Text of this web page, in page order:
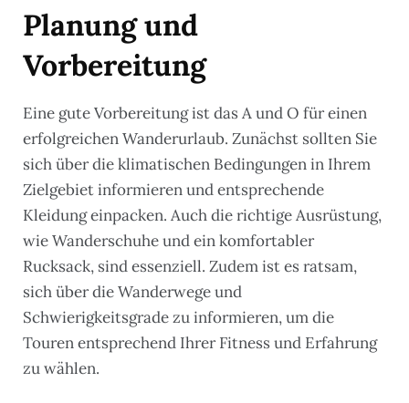
Planung und
Vorbereitung
Eine gute Vorbereitung ist das A und O für einen
erfolgreichen Wanderurlaub. Zunächst sollten Sie
sich über die klimatischen Bedingungen in Ihrem
Zielgebiet informieren und entsprechende
Kleidung einpacken. Auch die richtige Ausrüstung,
wie Wanderschuhe und ein komfortabler
Rucksack, sind essenziell. Zudem ist es ratsam,
sich über die Wanderwege und
Schwierigkeitsgrade zu informieren, um die
Touren entsprechend Ihrer Fitness und Erfahrung
zu wählen.